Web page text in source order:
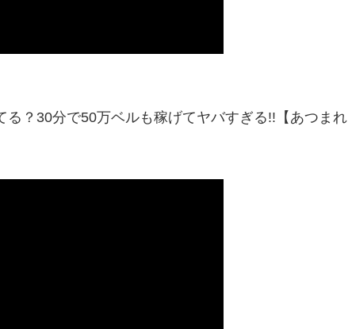
る？30分で50万ベルも稼げてヤバすぎる!!【あつまれ